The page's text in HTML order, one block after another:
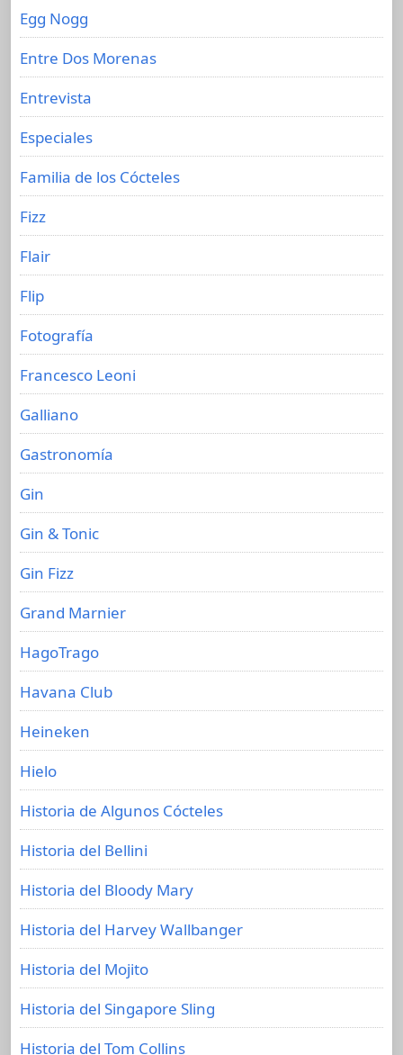
Egg Nogg
Entre Dos Morenas
Entrevista
Especiales
Familia de los Cócteles
Fizz
Flair
Flip
Fotografía
Francesco Leoni
Galliano
Gastronomía
Gin
Gin & Tonic
Gin Fizz
Grand Marnier
HagoTrago
Havana Club
Heineken
Hielo
Historia de Algunos Cócteles
Historia del Bellini
Historia del Bloody Mary
Historia del Harvey Wallbanger
Historia del Mojito
Historia del Singapore Sling
Historia del Tom Collins